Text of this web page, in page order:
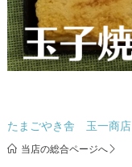
たまごやき舎 玉一商店
当店の総合ページへ